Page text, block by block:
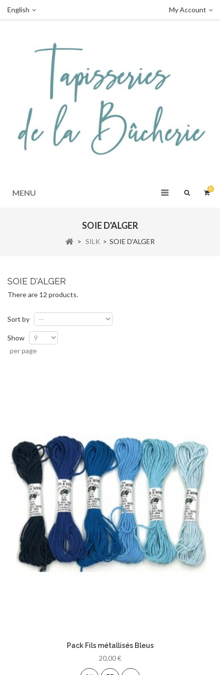
My Account
English
0
MENU
SOIE D'ALGER
> SILK > SOIE D'ALGER
SOIE D'ALGER
There are 12 products.
Sort by
Show
per page
Pack Fils métallisés Bleus
20,00 €